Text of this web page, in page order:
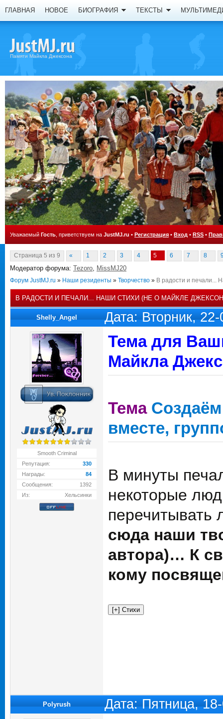
ГЛАВНАЯ НОВОЕ БИОГРАФИЯ ТЕКСТЫ
Памяти Майкла Джексона
Уважаемый Гость , приветствуем на JustMJ.ru • Регистрация • Вход • RSS •
Страница 5 из 9 « 1 2 3 4 5 6 7 8
Модератор форума: Tezoro, MissMJ20
Форум JustMJ.ru » Наши резиденты » Творчество » В радости и печали...
В РАДОСТИ И ПЕЧАЛИ... НАШИ СТИХИ (НЕ О МАЙКЛЕ
Shelly_Angel Дата: Вторник,
Smooth Criminal
Репутация:
330
Награды:
84
Сообщения:
1392
Из:
Хельсинки
Тема для
Майкла
Тема
вместе,
В минуты
некоторые
сюда наши
автора)… К
кому
Polyrush Дата: Пятница,